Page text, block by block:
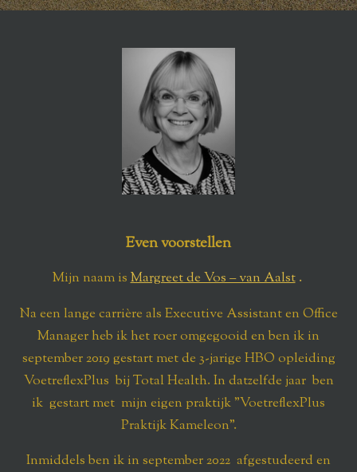
Even voorstellen
Mijn naam isMargreet de Vos – van Aalst.
Na een lange carrière als Executive Assistant en Office
Manager heb ik het roer omgegooid en ben ik in
september 2019 gestart met de 3-jarige HBO opleiding
VoetreflexPlus bij Total Health. In datzelfde jaar ben
ik gestart met mijn eigen praktijk "VoetreflexPlus
Praktijk Kameleon".
Inmiddels ben ik in september 2022 afgestudeerd en